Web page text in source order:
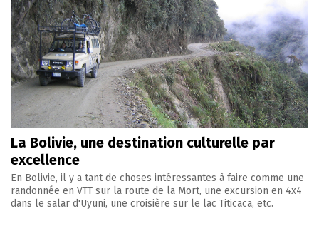
La Bolivie, une destination culturelle par
excellence
En Bolivie, il y a tant de choses intéressantes à faire comme une
randonnée en VTT sur la route de la Mort, une excursion en 4x4
dans le salar d'Uyuni, une croisière sur le lac Titicaca, etc.